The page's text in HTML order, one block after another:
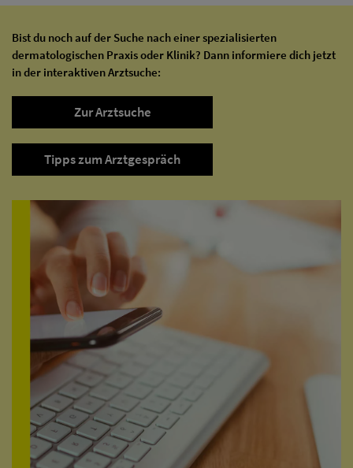
Bist du noch auf der Suche nach einer spezialisierten
dermatologischen Praxis oder Klinik? Dann informiere dich jetzt
in der interaktiven Arztsuche:
Zur Arztsuche
Tipps zum Arztgespräch